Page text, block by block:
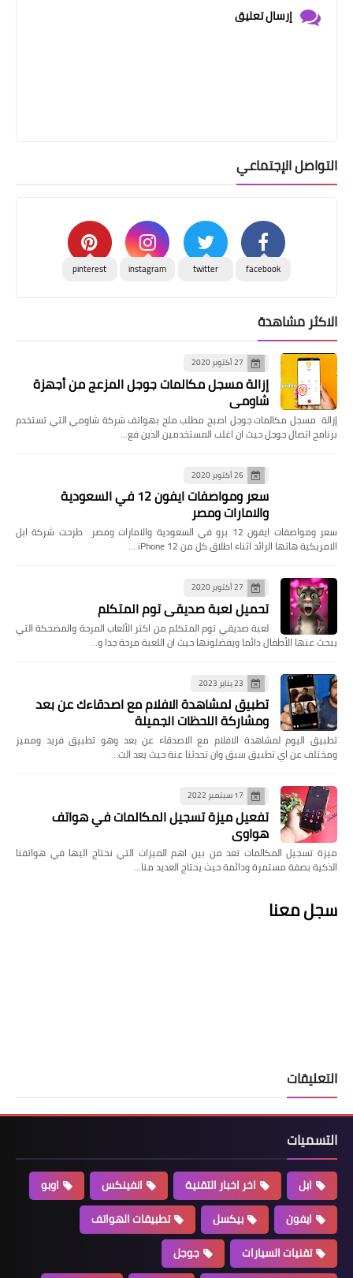
إرسال تعليق
التواصل الإجتماعي
facebook
twitter
instagram
pinterest
الاكثر مشاهدة
27 أكتوبر 2020
إزالة مسجل مكالمات جوجل المزعج من أجهزة
شاومي
إزالة مسجل مكالمات جوجل اصبح مطلب ملح بهواتف شركة شاومي التي تستخدم
برنامج اتصال جوجل حيث ان اغلب المستخدمين الذين فع…
26 أكتوبر 2020
سعر ومواصفات ايفون 12 في السعودية
والامارات ومصر
سعر ومواصفات ايفون 12 برو في السعودية والامارات ومصر طرحت شركة ابل
الامريكية هاتها الرائد اثناء اطلاق كل من iPhone 12 …
27 أكتوبر 2020
تحميل لعبة صديقي توم المتكلم
لعبة صديقي توم المتكلم من اكثر الألعاب المرحة والمضحكة التي
يبحث عنها الأطفال دائما ويفضلونها حيث ان اللعبة مرحة جدا و…
23 يناير 2023
تطبيق لمشاهدة الافلام مع اصدقاءك عن بعد
ومشاركة اللحظات الجميلة
تطبيق اليوم لمشاهدة الافلام مع الاصدقاء عن بعد وهو تطبيق فريد ومميز
ومختلف عن اي تطبيق سبق وان تحدثنا عنة حيث يعد الت…
17 سبتمبر 2022
تفعيل ميزة تسجيل المكالمات في هواتف
هواوي
ميزة تسجيل المكالمات تعد من بين اهم الميزات التي نحتاج اليها في هواتفنا
الذكية بصفة مستمرة ودائمة حيث يحتاج العديد منا…
سجل معنا
التعليقات
التسميات
ابل اخر اخبار التقنية انفينكس
اوبو
ايفون
بيكسل
تطبيقات الهواتف
تقنيات السيارات
جوجل